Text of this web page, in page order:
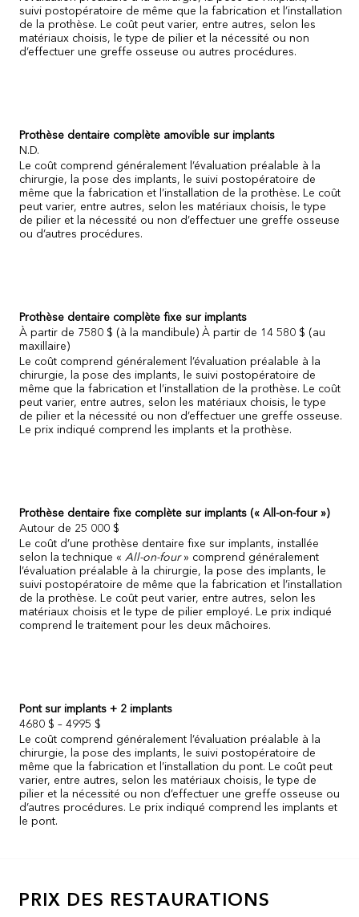
suivi postopératoire de même que la fabrication et l’installation
de la prothèse. Le coût peut varier, entre autres, selon les
matériaux choisis, le type de pilier et la nécessité ou non
d’effectuer une greffe osseuse ou autres procédures.
Prothèse dentaire complète amovible sur implants
N.D.
Le coût comprend généralement l’évaluation préalable à la
chirurgie, la pose des implants, le suivi postopératoire de
même que la fabrication et l’installation de la prothèse. Le coût
peut varier, entre autres, selon les matériaux choisis, le type
de pilier et la nécessité ou non d’effectuer une greffe osseuse
ou d’autres procédures.
Prothèse dentaire complète fixe sur implants
À partir de 7580 $ (à la mandibule) À partir de 14 580 $ (au
maxillaire)
Le coût comprend généralement l’évaluation préalable à la
chirurgie, la pose des implants, le suivi postopératoire de
même que la fabrication et l’installation de la prothèse. Le coût
peut varier, entre autres, selon les matériaux choisis, le type
de pilier et la nécessité ou non d’effectuer une greffe osseuse.
Le prix indiqué comprend les implants et la prothèse.
Prothèse dentaire fixe complète sur implants (« All-on-four »)
Autour de 25 000 $
Le coût d’une prothèse dentaire fixe sur implants, installée
selon la technique « All-on-four» comprend généralement
l’évaluation préalable à la chirurgie, la pose des implants, le
suivi postopératoire de même que la fabrication et l’installation
de la prothèse. Le coût peut varier, entre autres, selon les
matériaux choisis et le type de pilier employé. Le prix indiqué
comprend le traitement pour les deux mâchoires.
Pont sur implants + 2 implants
4680 $ – 4995 $
Le coût comprend généralement l’évaluation préalable à la
chirurgie, la pose des implants, le suivi postopératoire de
même que la fabrication et l’installation du pont. Le coût peut
varier, entre autres, selon les matériaux choisis, le type de
pilier et la nécessité ou non d’effectuer une greffe osseuse ou
d’autres procédures. Le prix indiqué comprend les implants et
le pont.
PRIX DES RESTAURATIONS